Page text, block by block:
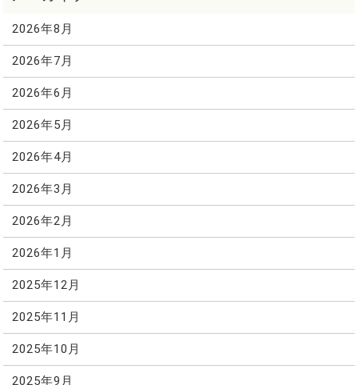
2026年8月
2026年7月
2026年6月
2026年5月
2026年4月
2026年3月
2026年2月
2026年1月
2025年12月
2025年11月
2025年10月
2025年9月